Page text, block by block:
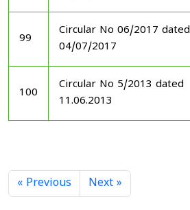
99
Circular No 06/2017 dated
04/07/2017
100
Circular No 5/2013 dated
11.06.2013
« Previous Next »